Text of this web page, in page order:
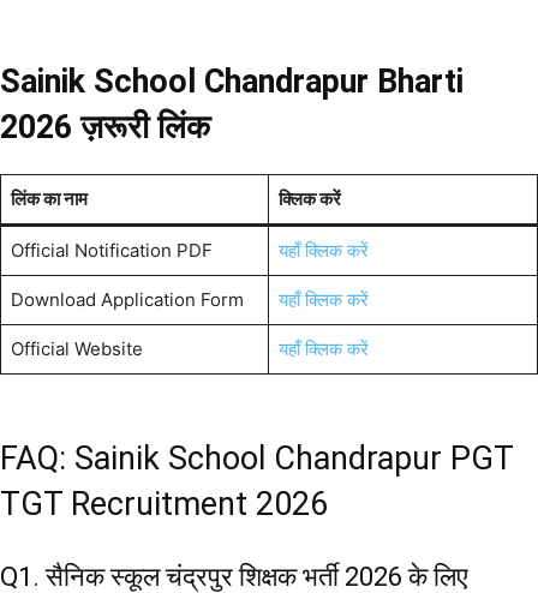
Sainik School Chandrapur Bharti
2026 ज़रूरी लिंक
लिंक का नाम क्लिक करें
Official Notification PDF यहाँ क्लिक करें
Download Application Form यहाँ क्लिक करें
Official Website यहाँ क्लिक करें
FAQ: Sainik School Chandrapur PGT
TGT Recruitment 2026
Q1. सैनिक स्कूल चंद्रपुर शिक्षक भर्ती 2026 के लिए